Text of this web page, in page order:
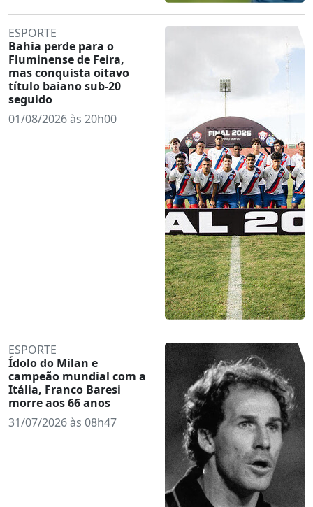
ESPORTE
Bahia perde para o
Fluminense de Feira,
mas conquista oitavo
título baiano sub-20
seguido
01/08/2026 às 20h00
ESPORTE
Ídolo do Milan e
campeão mundial com a
Itália, Franco Baresi
morre aos 66 anos
31/07/2026 às 08h47